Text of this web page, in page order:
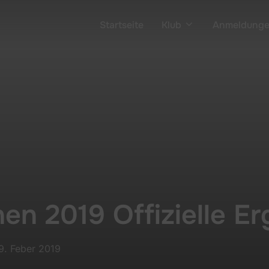
2019 Offizielle
Feber 2019